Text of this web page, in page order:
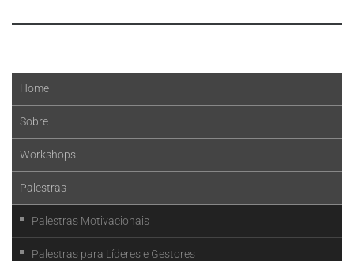
Home
Sobre
Workshops
Palestras
Palestras Motivacionais
Palestras para Líderes e Gestores